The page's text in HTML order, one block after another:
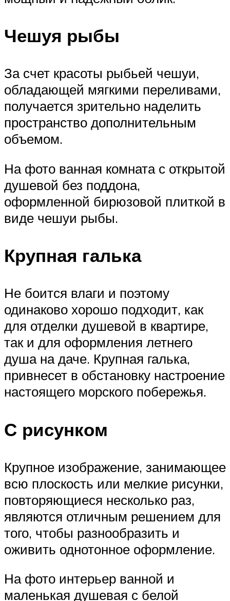
Чешуя рыбы
За счет красоты рыбьей чешуи,
обладающей мягкими переливами,
получается зрительно наделить
пространство дополнительным
объемом.
На фото ванная комната с открытой
душевой без поддона,
оформленной бирюзовой плиткой в
виде чешуи рыбы.
Крупная галька
Не боится влаги и поэтому
одинаково хорошо подходит, как
для отделки душевой в квартире,
так и для оформления летнего
душа на даче. Крупная галька,
привнесет в обстановку настроение
настоящего морского побережья.
С рисунком
Крупное изображение, занимающее
всю плоскость или мелкие рисунки,
повторяющиеся несколько раз,
являются отличным решением для
того, чтобы разнообразить и
оживить однотонное оформление.
На фото интерьер ванной и
маленькая душевая с белой